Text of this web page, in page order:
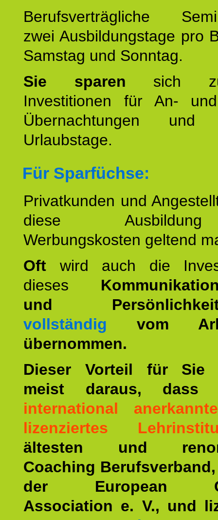
Berufsverträgliche
zwei Ausbildungstage pro
Samstag und Sonntag.
Sie sparen sich
Investitionen für An-
Übernachtungen und
Urlaubstage.
Für Sparfüchse:
Privatkunden und
diese
Werbungskosten geltend
Oft wird auch die
dieses
und
vollständig vom
übernommen.
Dieser Vorteil für Sie
meist daraus,
international
lizenziertes
ältesten und
Coaching
der European
Association e. V., und